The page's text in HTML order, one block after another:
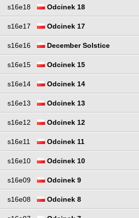
s16e18 Odcinek 18
s16e17 Odcinek 17
s16e16 December Solstice
s16e15 Odcinek 15
s16e14 Odcinek 14
s16e13 Odcinek 13
s16e12 Odcinek 12
s16e11 Odcinek 11
s16e10 Odcinek 10
s16e09 Odcinek 9
s16e08 Odcinek 8